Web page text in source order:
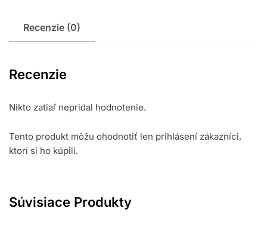
Recenzie (0)
Recenzie
Nikto zatiaľ nepridal hodnotenie.
Tento produkt môžu ohodnotiť len prihlásení zákazníci,
ktorí si ho kúpili.
Súvisiace Produkty